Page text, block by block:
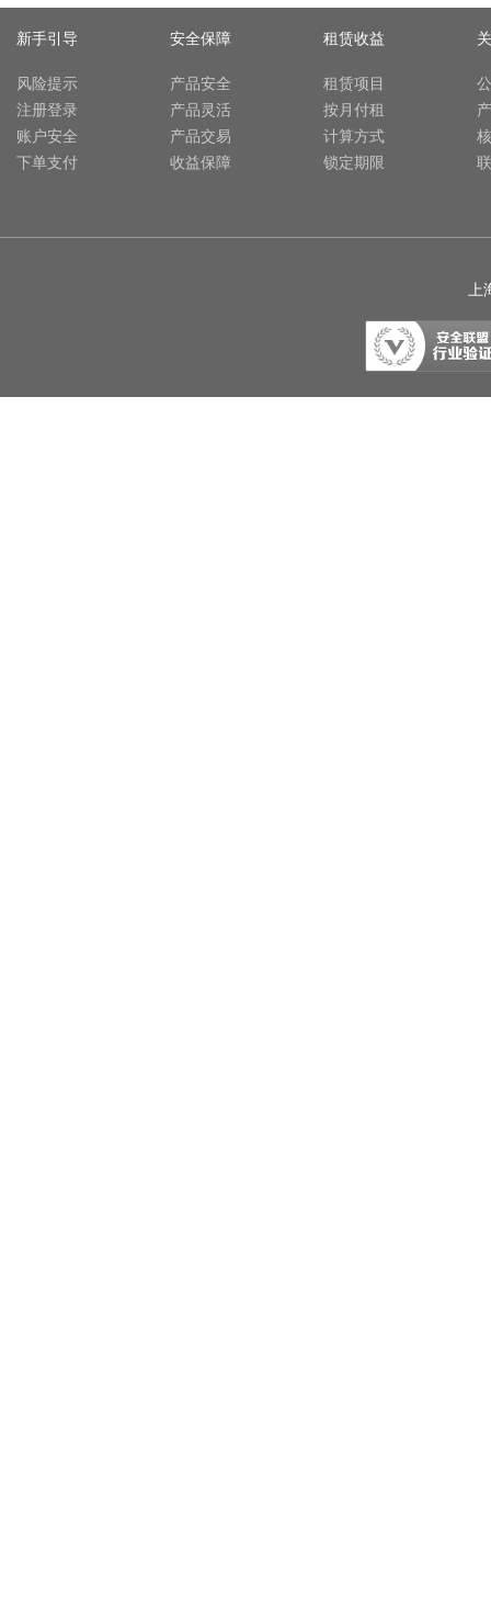
新手引导
风险提示
注册登录
账户安全
下单支付
安全保障
产品安全
产品灵活
产品交易
收益保障
租赁收益
租赁项目
按月付租
计算方式
锁定期限